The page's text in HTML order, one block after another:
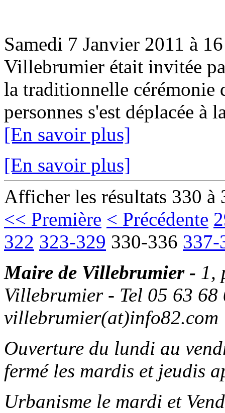
Samedi 7 Janvier 2011 à
Villebrumier était invitée
la traditionnelle cérémonie
personnes s'est déplacée à
[En savoir plus]
[En savoir plus]
Afficher les résultats 330 à
<< Première < Précédente
322 323-329 330-336 337-
Maire de Villebrumier - 1,
Villebrumier - Tel 05 63
villebrumier(at)info82.com
Ouverture du lundi au
fermé les mardis et jeudis
Urbanisme le mardi et